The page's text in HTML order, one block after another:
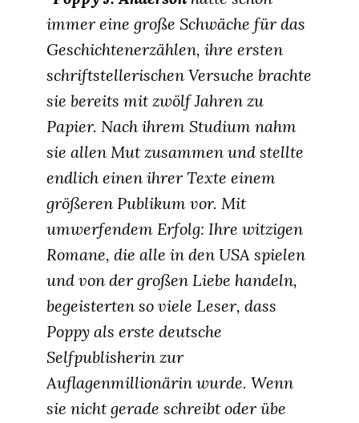
immer eine große Schwäche für das
Geschichtenerzählen, ihre ersten
schriftstellerischen Versuche brachte
sie bereits mit zwölf Jahren zu
Papier. Nach ihrem Studium nahm
sie allen Mut zusammen und stellte
endlich einen ihrer Texte einem
größeren Publikum vor. Mit
umwerfendem Erfolg: Ihre witzigen
Romane, die alle in den USA spielen
und von der großen Liebe handeln,
begeisterten so viele Leser, dass
Poppy als erste deutsche
Selfpublisherin zur
Auflagenmillionärin wurde. Wenn
sie nicht gerade schreibt oder übe